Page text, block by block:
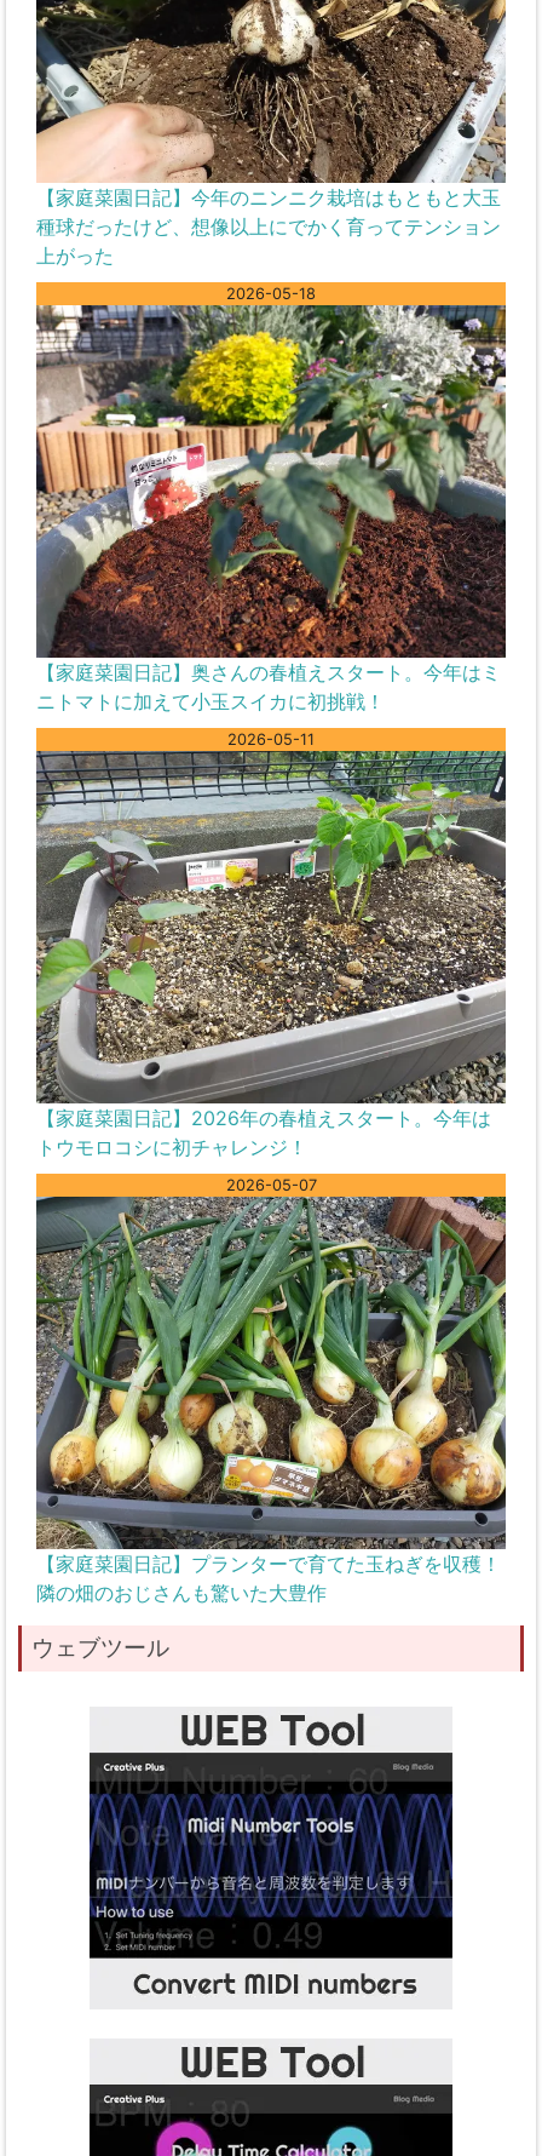
【家庭菜園日記】今年のニンニク栽培はもともと大玉
種球だったけど、想像以上にでかく育ってテンション
上がった
2026-05-18
【家庭菜園日記】奥さんの春植えスタート。今年はミ
ニトマトに加えて小玉スイカに初挑戦！
2026-05-11
【家庭菜園日記】2026年の春植えスタート。今年は
トウモロコシに初チャレンジ！
2026-05-07
【家庭菜園日記】プランターで育てた玉ねぎを収穫！
隣の畑のおじさんも驚いた大豊作
ウェブツール